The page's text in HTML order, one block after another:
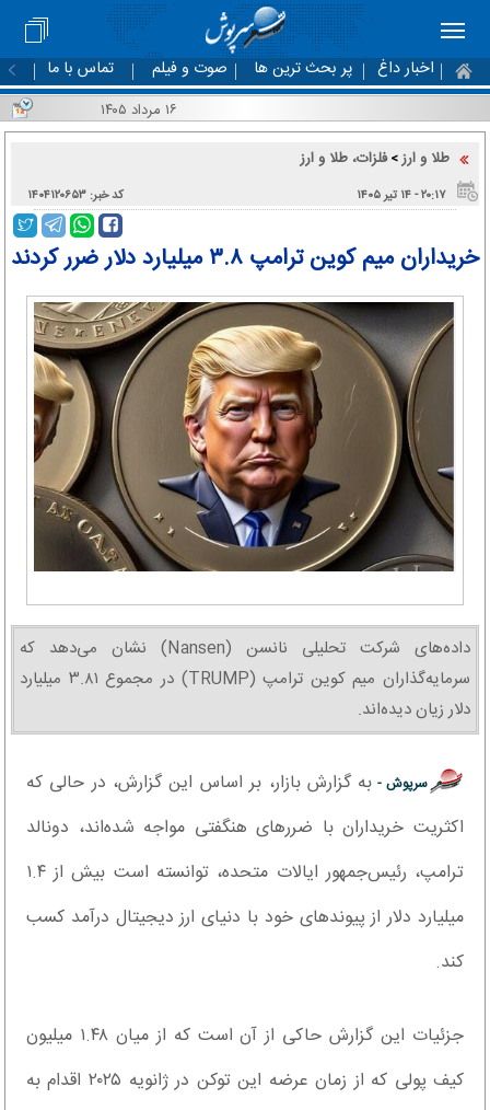
اخبار داغ پر بحث ترین ها صوت و فیلم تماس با ما
طلا و ارز>فلزات، طلا و ارز
۲۰:۱۷ - ۱۴ تير ۱۴۰۵ کد خبر: ۱۴۰۴۱۲۰۶۵۳
خریداران میم کوین ترامپ ۳.۸ میلیارد دلار ضرر کردند
داده‌های شرکت تحلیلی نانسن (Nansen) نشان می‌دهد که
سرمایه‌گذاران میم کوین ترامپ (TRUMP) در مجموع ۳.۸۱ میلیارد
دلار زیان دیده‌اند.
سرپوش - به گزارش بازار، بر اساس این گزارش، در حالی که
اکثریت خریداران با ضررهای هنگفتی مواجه شده‌اند، دونالد
ترامپ، رئیس‌جمهور ایالات متحده، توانسته است بیش از ۱.۴
میلیارد دلار از پیوندهای خود با دنیای ارز دیجیتال درآمد کسب
کند.
جزئیات این گزارش حاکی از آن است که از میان ۱.۴۸ میلیون
کیف پولی که از زمان عرضه این توکن در ژانویه ۲۰۲۵ اقدام به